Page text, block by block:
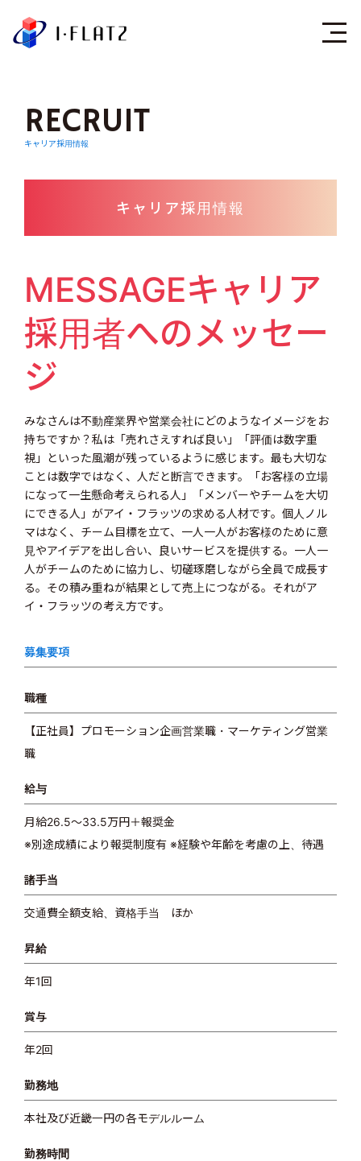
RECRUIT
キャリア採用情報
キャリア採用情報
MESSAGEキャリア
採用者へのメッセー
ジ
みなさんは不動産業界や営業会社にどのようなイメージをお
持ちですか？私は「売れさえすれば良い」「評価は数字重
視」といった風潮が残っているように感じます。最も大切な
ことは数字ではなく、人だと断言できます。「お客様の立場
になって一生懸命考えられる人」「メンバーやチームを大切
にできる人」がアイ・フラッツの求める人材です。個人ノル
マはなく、チーム目標を立て、一人一人がお客様のために意
見やアイデアを出し合い、良いサービスを提供する。一人一
人がチームのために協力し、切磋琢磨しながら全員で成長す
る。その積み重ねが結果として売上につながる。それがア
イ・フラッツの考え方です。
募集要項
職種
【正社員】プロモーション企画営業職・マーケティング営業
職
給与
月給26.5〜33.5万円＋報奨金
※別途成績により報奨制度有 ※経験や年齢を考慮の上、待遇
諸手当
交通費全額支給、資格手当 ほか
昇給
年1回
賞与
年2回
勤務地
本社及び近畿一円の各モデルルーム
勤務時間